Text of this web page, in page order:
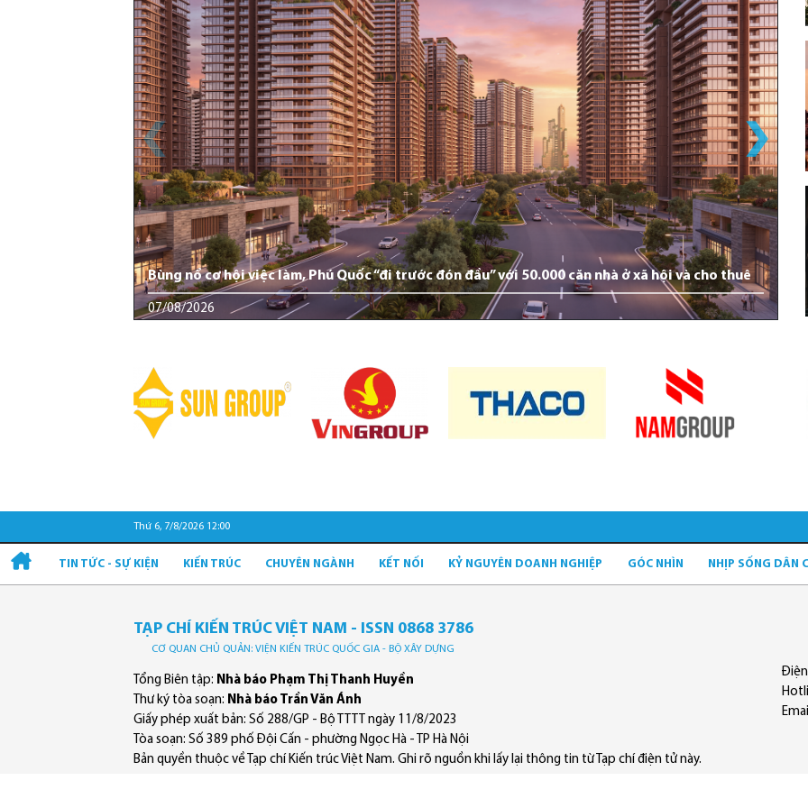
Bùng nổ cơ hội việc làm, Phú Quốc “đi trước đón đầu” với 50.000 căn nhà ở xã hội và cho thuê
07/08/2026
Thứ 6, 7/8/2026 12:00
TIN TỨC - SỰ KIỆN KIẾN TRÚC CHUYÊN NGÀNH KẾT NỐI KỶ NGUYÊN DOANH NGHIỆP GÓC NHÌN NHỊP SỐNG DÂN
TẠP CHÍ KIẾN TRÚC VIỆT NAM - ISSN 0868 3786
CƠ QUAN CHỦ QUẢN: VIỆN KIẾN TRÚC QUỐC GIA - BỘ XÂY DỰNG
Tổng Biên tập: Nhà báo Phạm Thị Thanh Huyền
Thư ký tòa soạn: Nhà báo Trần Văn Ánh
Giấy phép xuất bản: Số 288/GP - Bộ TTTT ngày 11/8/2023
Tòa soạn: Số 389 phố Đội Cấn - phường Ngọc Hà - TP Hà Nội
Bản quyền thuộc về Tạp chí Kiến trúc Việt Nam. Ghi rõ nguồn khi lấy lại thông tin từ Tạp chí điện tử này.